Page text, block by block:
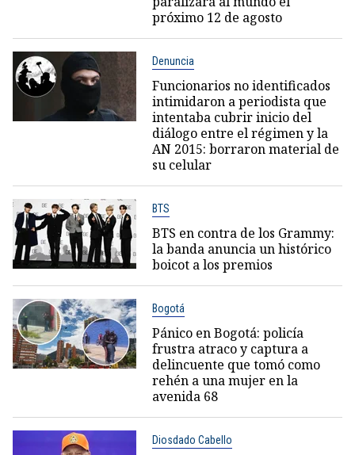
próximo 12 de agosto
Denuncia
Funcionarios no identificados
intimidaron a periodista que
intentaba cubrir inicio del
diálogo entre el régimen y la
AN 2015: borraron material de
su celular
BTS
BTS en contra de los Grammy:
la banda anuncia un histórico
boicot a los premios
Bogotá
Pánico en Bogotá: policía
frustra atraco y captura a
delincuente que tomó como
rehén a una mujer en la
avenida 68
Diosdado Cabello